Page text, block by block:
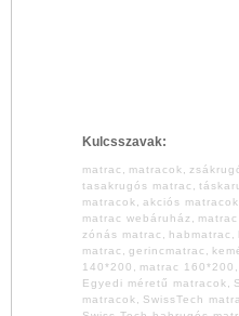
Kulcsszavak:
matrac matracok
tasakrugós matrac
matracok
akciós matracok
matrac webáruház
zónás matrac
habmatrac
matrac
gerincmatrac
140*200
matrac 160*200
Egyedi méretű matracok
matracok
SwissTech